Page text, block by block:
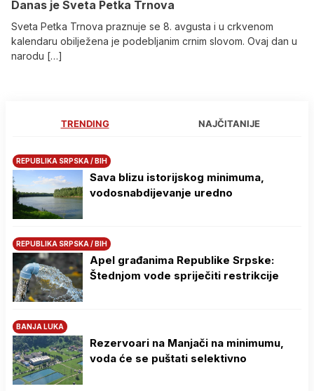
Danas je Sveta Petka Trnova
Sveta Petka Trnova praznuje se 8. avgusta i u crkvenom
kalendaru obilježena je podebljanim crnim slovom. Ovaj dan u
narodu […]
TRENDING NAJČITANIJE
REPUBLIKA SRPSKA / BIH
Sava blizu istorijskog minimuma,
vodosnabdijevanje uredno
REPUBLIKA SRPSKA / BIH
Apel građanima Republike Srpske:
Štednjom vode spriječiti restrikcije
BANJA LUKA
Rezervoari na Manjači na minimumu,
voda će se puštati selektivno